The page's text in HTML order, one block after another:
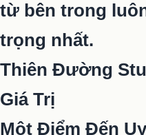
từ bên trong
trọng nhất.
Thiên Đường
Giá Trị
Một Điểm Đến